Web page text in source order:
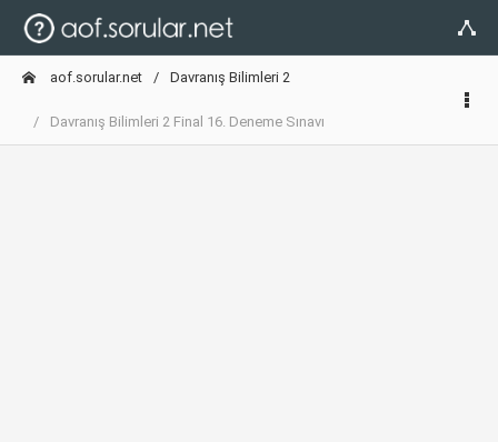
aof.sorular.net Davranış Bilimleri 2
Davranış Bilimleri 2 Final 16. Deneme Sınavı